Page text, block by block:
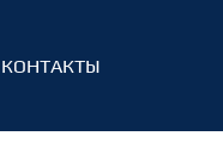
КОНТАКТЫ